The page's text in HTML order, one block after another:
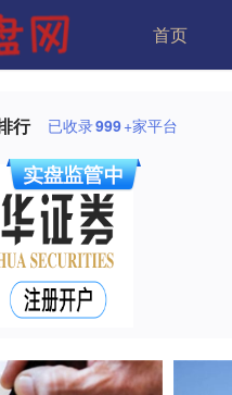
首页
行 已收录999+家平台